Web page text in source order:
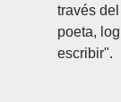
través
poeta,
escribir".